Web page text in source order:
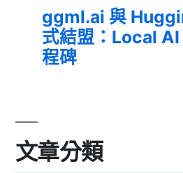
ggml.ai 與
式結盟：Local
程碑
文章分類